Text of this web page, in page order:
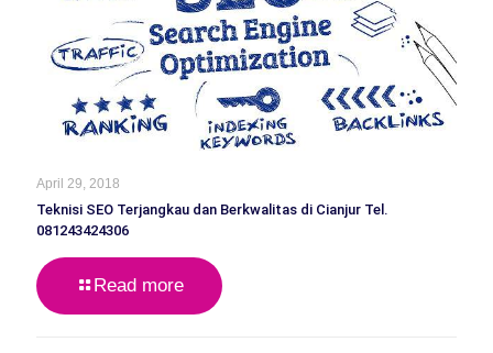
April 29, 2018
Teknisi SEO Terjangkau dan Berkwalitas di Cianjur Tel.
081243424306
Read more